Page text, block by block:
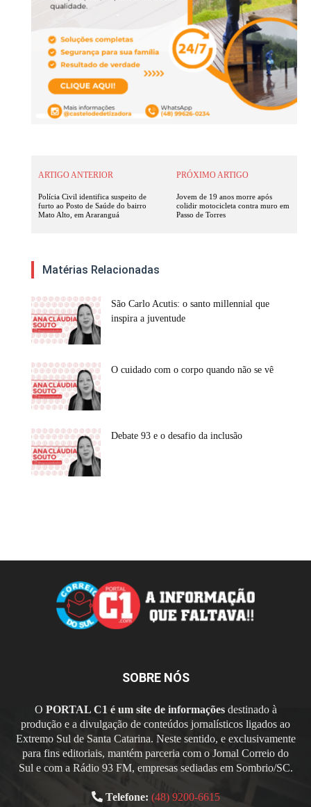
ARTIGO ANTERIOR
Polícia Civil identifica suspeito de
furto ao Posto de Saúde do bairro
Mato Alto, em Araranguá
PRÓXIMO ARTIGO
Jovem de 19 anos morre após
colidir motocicleta contra muro em
Passo de Torres
Matérias Relacionadas
São Carlo Acutis: o santo millennial que
inspira a juventude
O cuidado com o corpo quando não se vê
Debate 93 e o desafio da inclusão
SOBRE NÓS
O PORTAL C1 é um site de informaçõesdestinado à
produção e a divulgação de conteúdos jornalísticos ligados ao
Extremo Sul de Santa Catarina. Neste sentido, e exclusivamente
para fins editoriais, mantém parceria com o Jornal Correio do
Sul e com a Rádio 93 FM, empresas sediadas em Sombrio/SC.
Telefone: (48) 9200-6615